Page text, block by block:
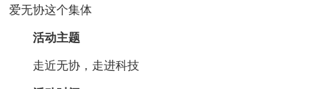
爱无协这个集体
活动主题
走近无协，走进科技